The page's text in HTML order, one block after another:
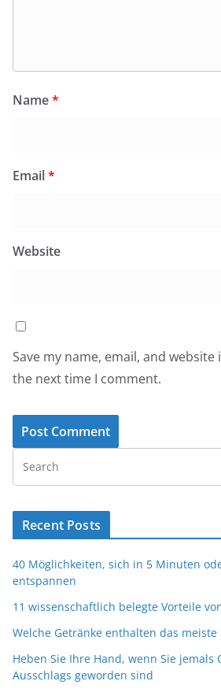
Name*
Email*
Website
Save my name, email, and
the next time I comment.
Recent Posts
40 Möglichkeiten, sich in 5 Minuten
entspannen
11 wissenschaftlich belegte Vorteile
Welche Getränke enthalten das meiste
Heben Sie Ihre Hand, wenn Sie jemals
Ausschlags geworden sind